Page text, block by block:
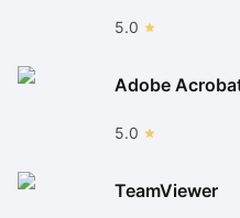
5.0
Adobe
5.0
TeamViewer